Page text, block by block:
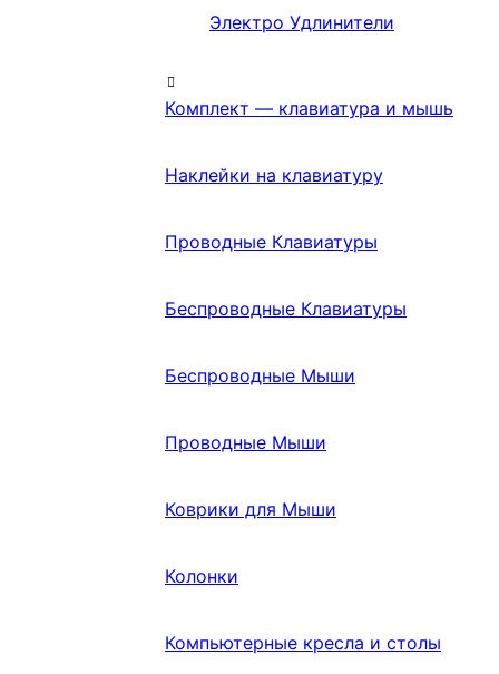
Электро Удлинители
Комплект — клавиатура и мышь
Наклейки на клавиатуру
Проводные Клавиатуры
Беспроводные Клавиатуры
Беспроводные Мыши
Проводные Мыши
Коврики для Мыши
Колонки
Компьютерные кресла и столы